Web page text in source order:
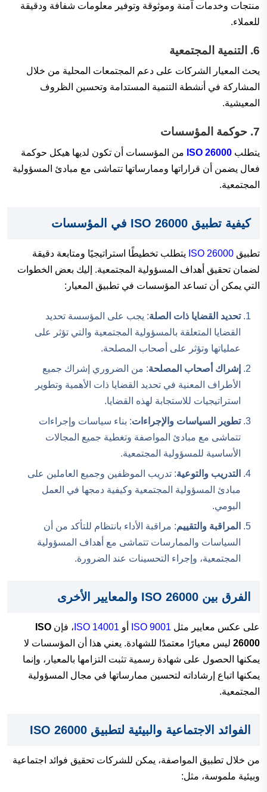
منتجات وخدمات آمنة وموثوقة وتوفير معلومات شفافة ودقيقة
للعملاء.
6. التنمية المجتمعية
يحث المعيار الشركات على دعم المجتمعات المحلية من خلال
المشاركة في أنشطة التنمية المستدامة وتحسين الظروف
المعيشية.
7. حوكمة المؤسسات
يتطلب ISO 26000 من المؤسسات أن تكون لديها هيكل حوكمة
فعال يضمن أن قراراتها وممارساتها تتماشى مع مبادئ المسؤولية
المجتمعية.
كيفية تطبيق ISO 26000 في المؤسسات
تطبيق ISO 26000 يتطلب تخطيطًا استراتيجيًا ومتابعة دقيقة
لضمان تحقيق أهداف المسؤولية المجتمعية. إليك بعض الخطوات
التي يمكن أن تساعد المؤسسات في تطبيق المعيار:
تحديد القضايا ذات الصلة: يجب على المؤسسة تحديد
القضايا المتعلقة بالمسؤولية المجتمعية والتي تؤثر على
عملياتها وتؤثر على أصحاب المصلحة.
إشراك أصحاب المصلحة: من الضروري إشراك جميع
الأطراف المعنية في تحديد القضايا ذات الأهمية وتطوير
استراتيجيات للاستجابة لهذه القضايا.
تطوير السياسات والإجراءات: بناء سياسات وإجراءات
تتماشى مع مبادئ المواصفة وتغطية جميع المجالات
الأساسية للمسؤولية المجتمعية.
التدريب والتوعية: تدريب الموظفين وجميع العاملين على
مبادئ المسؤولية المجتمعية وكيفية دمجها في العمل
اليومي.
المراقبة والتقييم: مراقبة الأداء بانتظام للتأكد من أن
السياسات والممارسات تتماشى مع أهداف المسؤولية
المجتمعية، وإجراء التحسينات عند الضرورة.
الفرق بين ISO 26000 والمعايير الأخرى
على عكس معايير مثل ISO 9001 أو ISO 14001 ، فإن ISO
26000 ليس معيارًا معتمدًا للشهادة. يعني هذا أن المؤسسات لا
يمكنها الحصول على شهادة رسمية تثبت التزامها بالمعيار، وإنما
يمكنها اتباع إرشاداته لتحسين ممارساتها في مجال المسؤولية
المجتمعية.
الفوائد الاجتماعية والبيئية لتطبيق ISO 26000
من خلال تطبيق المواصفة، يمكن للشركات تحقيق فوائد اجتماعية
وبيئية ملموسة، مثل: